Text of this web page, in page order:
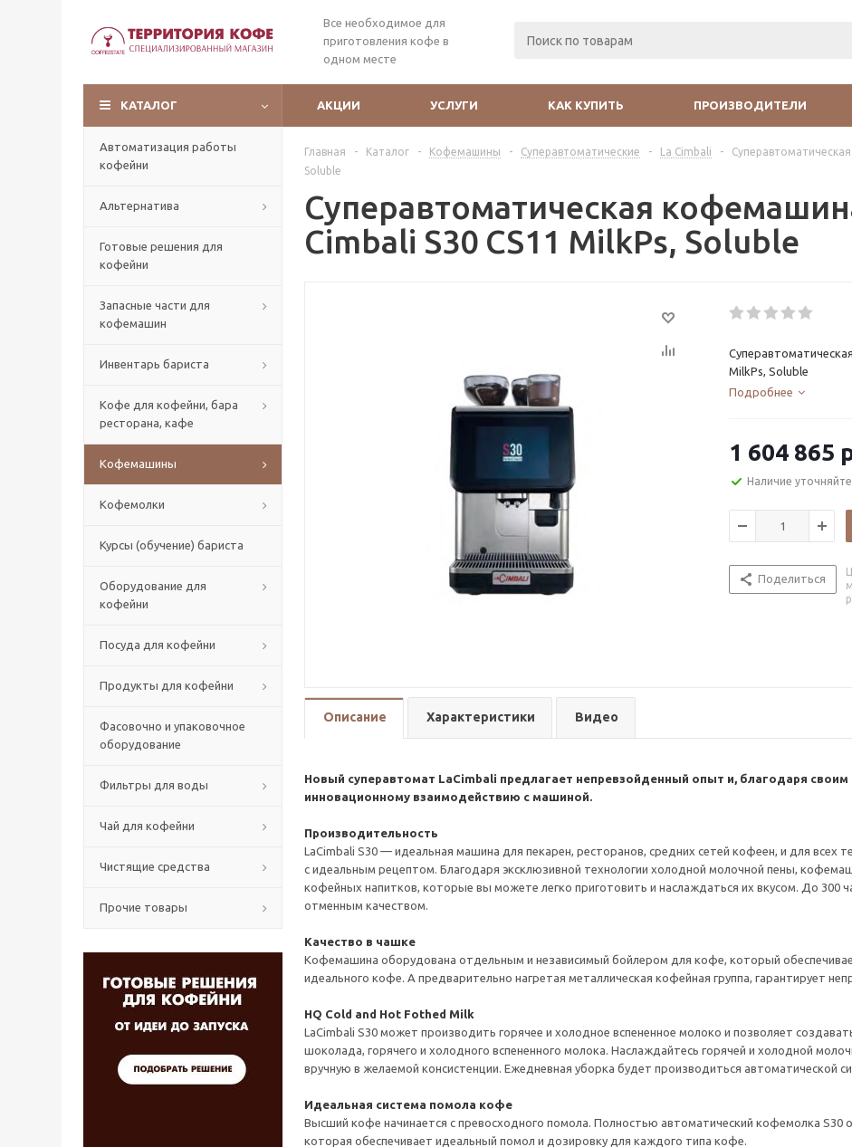
Все необходимое для
приготовления кофе в
одном месте
КАТАЛОГ АКЦИИ УСЛУГИ КАК КУПИТЬ ПРОИЗВОДИТЕЛИ
Автоматизация работы
кофейни
Альтернатива
Готовые решения для
кофейни
Запасные части для
кофемашин
Инвентарь бариста
Кофе для кофейни, бара
ресторана, кафе
Кофемашины
Кофемолки
Курсы (обучение) бариста
Оборудование для
кофейни
Посуда для кофейни
Продукты для кофейни
Фасовочно и упаковочное
оборудование
Фильтры для воды
Чай для кофейни
Чистящие средства
Прочие товары
Главная - Каталог - Кофемашины - Суперавтоматические - La Cimbali -
Soluble
Суперавтоматическая
Cimbali S30 CS11 MilkPs, Soluble
MilkPs, Soluble
Подробнее
1 604 865
Наличие уточняйте
Поделиться
Описание Характеристики Видео
Новый суперавтомат LaCimbali предлагает непревзойденный опыт и, благодаря
инновационному взаимодействию с машиной.
Производительность
LaCimbali S30 — идеальная машина для пекарен, ресторанов, средних сетей кофеен, и для всех
с идеальным рецептом. Благодаря эксклюзивной технологии холодной молочной пены,
кофейных напитков, которые вы можете легко приготовить и наслаждаться их вкусом. До 300
отменным качеством.
Качество в чашке
Кофемашина оборудована отдельным и независимый бойлером для кофе, который
идеального кофе. А предварительно нагретая металлическая кофейная группа, гарантирует
HQ Cold and Hot Fothed Milk
LaCimbali S30 может производить горячее и холодное вспененное молоко и позволяет
шоколада, горячего и холодного вспененного молока. Наслаждайтесь горячей и холодной
вручную в желаемой консистенции. Ежедневная уборка будет производиться автоматической
Идеальная система помола кофе
Высший кофе начинается с превосходного помола. Полностью автоматический кофемолка S30
которая обеспечивает идеальный помол и дозировку для каждого типа кофе.